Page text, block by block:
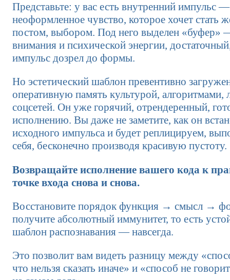
Представьте: у вас есть внутренний импульс
неоформленное чувство, которое хочет стать
постом, выбором. Под него выделен «буфер»
внимания и психической энергии,
импульс дозрел до формы.
Но эстетический шаблон превентивно
оперативную память культурой, алгоритмами,
соцсетей. Он уже горячий, отрендеренный,
исполнению. Вы даже не заметите, как он
исходного импульса и будет реплицируем,
себя, бесконечно производя красивую пустоту.
Возвращайте исполнение вашего кода к
точке входа снова и снова.
Восстановите порядок функция → смысл →
получите абсолютный иммунитет, то есть
шаблон распознавания — навсегда.
Это позволит вам видеть разницу между
что нельзя сказать иначе» и «способ не